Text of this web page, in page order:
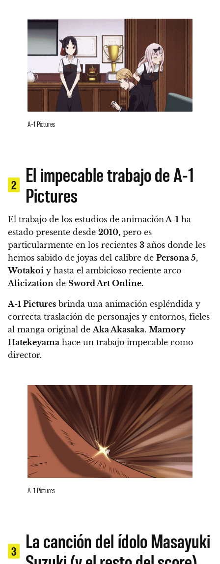
A-1 Pictures
2
El impecable trabajo de A-1
Pictures
El trabajo de los estudios de animación A-1 ha
estado presente desde 2010, pero es
particularmente en los recientes 3 años donde les
hemos sabido de joyas del calibre de Persona 5,
Wotakoi y hasta el ambicioso reciente arco
Alicization de Sword Art Online.
A-1 Pictures brinda una animación espléndida y
correcta traslación de personajes y entornos, fieles
al manga original de Aka Akasaka. Mamory
Hatekeyama hace un trabajo impecable como
director.
A-1 Pictures
3
La canción del ídolo Masayuki